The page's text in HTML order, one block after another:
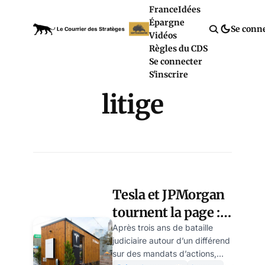
FranceIdées
Épargne
Vidéos
Règles du CDS
Se connecter
S'inscrire
Se
litige
Tesla et JPMorgan
tournent la page :
fin d’un litige à 162
millions de dollars
Après trois ans de bataille
judiciaire autour d’un différend
sur des mandats d’actions,